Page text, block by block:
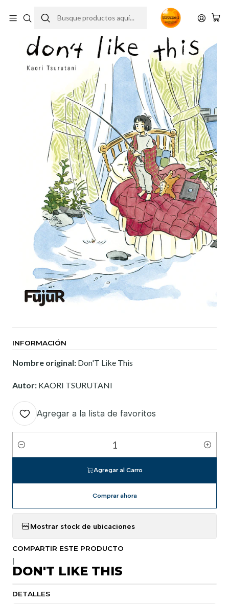
INFORMACIÓN
Nombre original: Don'T Like This
Autor: KAORI TSURUTANI
Agregar a la lista de favoritos
Cantidad
Agregar al Carro
Comprar ahora
Mostrar stock de ubicaciones
COMPARTIR ESTE PRODUCTO
DON'T LIKE THIS
DETALLES